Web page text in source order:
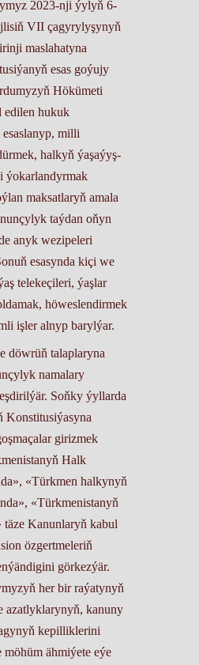
2023-nji ýylyň 6-
VII çagyrylyşynyň
maslahatyna
esas goýujy
Hökümeti
edilen hukuk
milli
halkyň ýaşaýyş-
ýokarlandyrmak
maksatlaryň amala
taýdan oňyn
anyk wezipeleri
esasynda kiçi we
telekeçileri, ýaşlar
höweslendirmek
işler alnyp barylýar.
döwrüň talaplaryna
namalary
Soňky ýyllarda
Konstitusiýasyna
girizmek
Halk
«Türkmen halkynyň
«Türkmenistanyň
Kanunlaryň kabul
özgertmeleriň
görkezýär.
her bir raýatynyň
azatlyklarynyň, kanuny
kepilliklerini
möhüm ähmiýete eýe